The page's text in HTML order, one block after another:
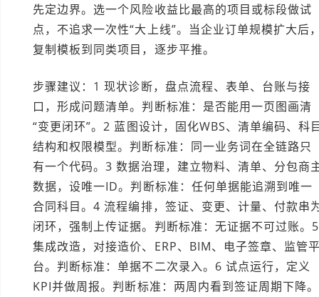
先定边界。选一个风险收益比最高的项目或标段做试
点，不追求一次性“大上线”。当企业订单规模扩大后
复制模板到同类项目，逐步平推。
步骤建议：1 现状诊断，盘点流程、表单、台账与接
口，形成问题清单。判断标准：是否能用一页图画清
“变更闭环”。2 蓝图设计，固化WBS、清单编码、科
结构和权限模型。判断标准：同一业务词在全链路只
有一个代码。3 数据治理，建立物料、清单、分包商
数据，设唯一ID。判断标准：任何单据能追溯到唯一
合同科目。4 流程编排，签证、变更、计量、付款串
闭环，强制上传证据。判断标准：无证据不可过账。5
集成改造，对接造价、ERP、BIM、电子签章、监管
台。判断标准：单据不二次录入。6 试点运行，定义
KPI并做周报。判断标准：两周内看到签证周期下降。